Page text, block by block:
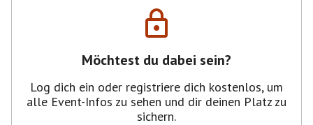
Möchtest du dabei sein?
Log dich ein oder registriere dich kostenlos, um
alle Event-Infos zu sehen und dir deinen Platz zu
sichern.